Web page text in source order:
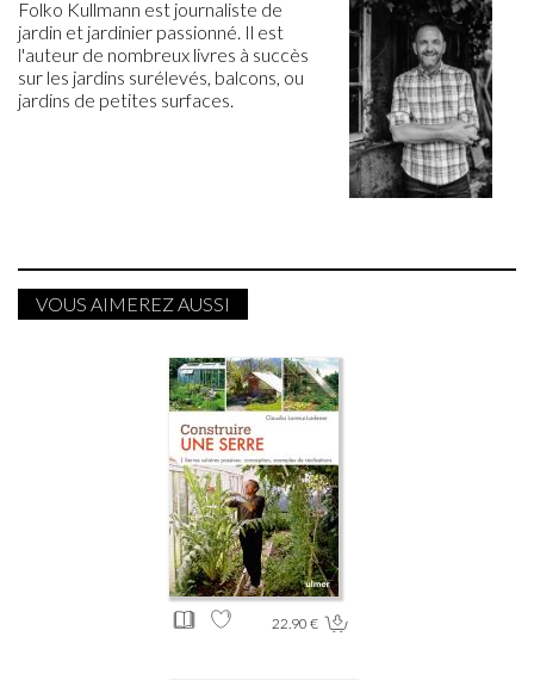
Folko Kullmann est journaliste de
jardin et jardinier passionné. Il est
l'auteur de nombreux livres à succès
sur les jardins surélevés, balcons, ou
jardins de petites surfaces.
VOUS AIMEREZ AUSSI
22.90 €